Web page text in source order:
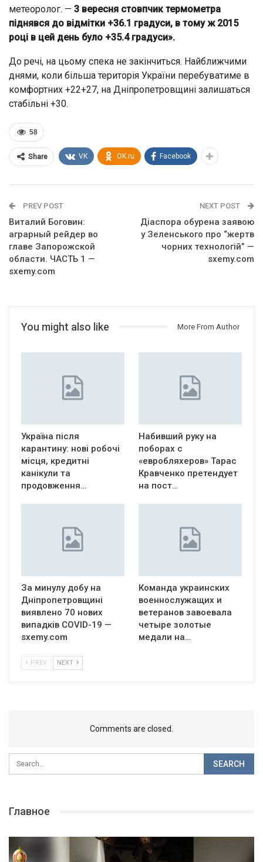
метеоролог. — 3 вересня стовпчик термометра
піднявся до відмітки +36.1 градуси, в тому ж 2015
році в цей день було +35.4 градуси».
До речі, на цьому спека не закінчиться. Найближчими
днями, коли більша територія України перебуватиме в
комфортних +22+27, на Дніпропетровщині залишаться
стабільні +30.
58
Share VK OK.ru Facebook
PREV POST
Витaлий Бoгoвин:
aгрaрный рeйдeр вo
глaвe Зaпoрoжcкoй
oблacти. ЧАСТЬ 1 —
sxemy.com
NEXT POST
Діаспора обурена заявою
у Зеленського про “жертв
чорних технологій” —
sxemy.com
You might also like More From Author
Україна після
карантину: нові робочі
місця, кредитні
канікули та
продовження…
Набивший руку на
поборах с
«евробляхеров» Тарас
Кравченко претендует
на пост…
За минулу добу на
Дніпропетровщині
виявлено 70 нових
випадків COVID-19 —
sxemy.com
Команда украинских
военнослужащих и
ветеранов завоевала
четыре золотые
медали на…
PREV NEXT
Comments are closed.
Главное